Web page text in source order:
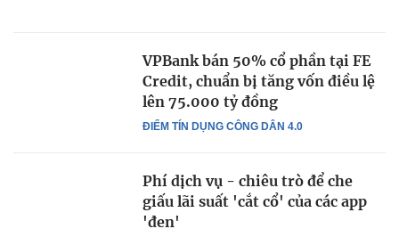
ĐIỂM TÍN DỤNG CÔNG DÂN 4.0
VPBank bán 50% cổ phần tại FE
Credit, chuẩn bị tăng vốn điều lệ
lên 75.000 tỷ đồng
Phí dịch vụ - chiêu trò để che
giấu lãi suất 'cắt cổ' của các app
'đen'